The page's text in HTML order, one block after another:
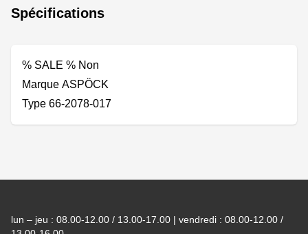
Spécifications
% SALE % Non
Marque ASPÖCK
Type 66-2078-017
lun – jeu : 08.00-12.00 / 13.00-17.00 | vendredi : 08.00-12.00 /